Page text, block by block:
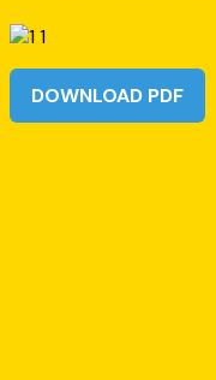
DOWNLOAD PDF